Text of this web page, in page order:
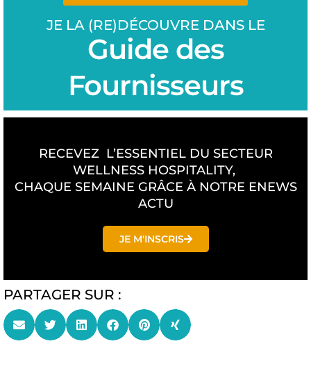
JE LA (RE)DÉCOUVRE DANS LE
Guide des
Fournisseurs
RECEVEZ L’ESSENTIEL DU SECTEUR
WELLNESS HOSPITALITY,
CHAQUE SEMAINE GRÂCE À NOTRE ENEWS
ACTU
JE M'INSCRIS
PARTAGER SUR :